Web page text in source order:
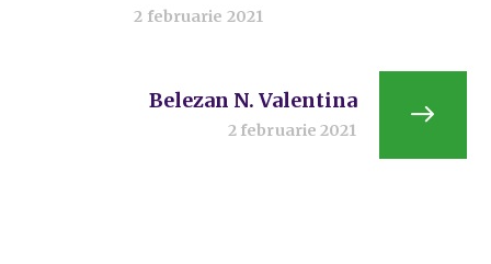
2 februarie 2021
Belezan N. Valentina
2 februarie 2021